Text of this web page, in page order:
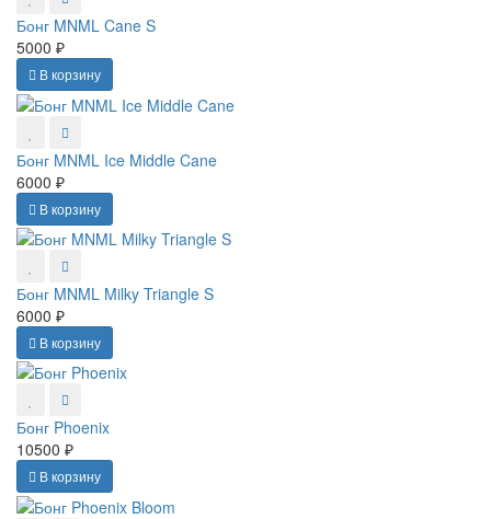
Бонг MNML Cane S
5000 ₽
В корзину
Бонг MNML Ice Middle Cane
6000 ₽
В корзину
Бонг MNML Milky Triangle S
6000 ₽
В корзину
Бонг Phoenix
10500 ₽
В корзину